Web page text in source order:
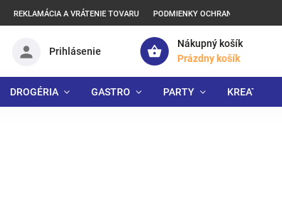
REKLAMÁCIA A VRÁTENIE TOVARU PODMIENKY OCHRANY
Nákupný košík
Prázdny košík
Prihlásenie
DROGÉRIA GASTRO PARTY